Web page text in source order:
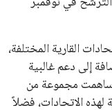
التحديثات
اشتراك